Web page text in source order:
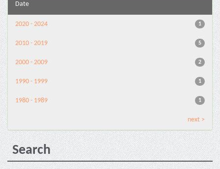
Date
1
2020 - 2024
5
2010 - 2019
2
2000 - 2009
1
1990 - 1999
1
1980 - 1989
next >
Search